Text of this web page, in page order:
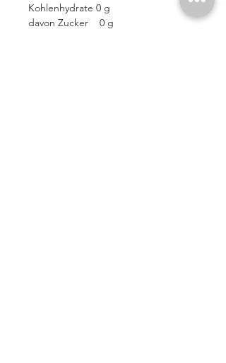
Kohlenhydrate 0 g
davon Zucker 0 g